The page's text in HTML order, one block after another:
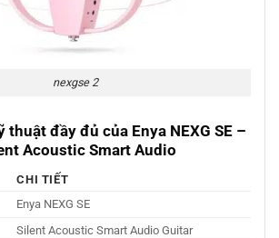
nexgse 2
thuật đầy đủ của Enya NEXG SE –
Acoustic Smart Audio
CHI TIẾT
Enya NEXG SE
Silent Acoustic Smart Audio Guitar